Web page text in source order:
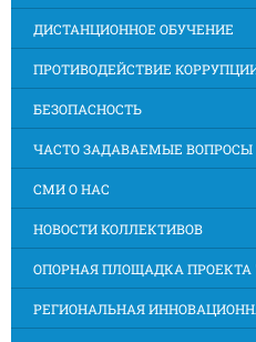
ДИСТАНЦИОННОЕ ОБУЧЕНИЕ
ПРОТИВОДЕЙСТВИЕ
БЕЗОПАСНОСТЬ
ЧАСТО ЗАДАВАЕМЫЕ ВОПРОСЫ
СМИ О НАС
НОВОСТИ КОЛЛЕКТИВОВ
ОПОРНАЯ ПЛОЩАДКА ПРОЕКТА
РЕГИОНАЛЬНАЯ